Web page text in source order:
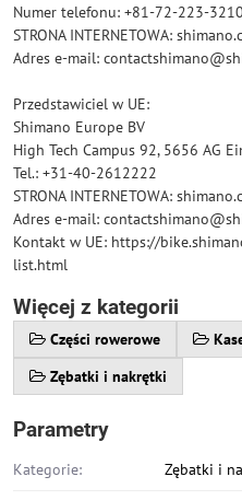
Numer telefonu: +81-72-223-
STRONA INTERNETOWA:
Adres e-mail:
Przedstawiciel w UE:
Shimano Europe BV
High Tech Campus 92, 5656 AG
Tel.: +31-40-2612222
STRONA INTERNETOWA:
Adres e-mail:
Kontakt w UE: https://
list.html
Więcej z kategorii
Części rowerowe
Zębatki i nakrętki
Parametry
Kategorie: Zębatki i